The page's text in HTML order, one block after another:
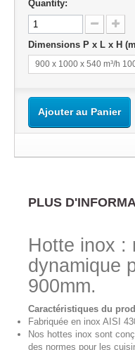
Quantity:
Dimensions P x L x H
900 x 1000 x 540 m³/h
Ajouter au Panier
PLUS
Hotte inox :
dynamique
900mm.
Caractéristiques du
Fabriquée en inox AISI
Nos hottes inox sont
des normes pour les